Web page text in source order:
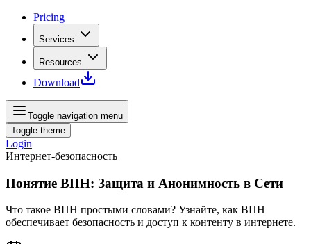
Pricing
Services
Resources
Download
Toggle navigation menu
Toggle theme
Login
Интернет-безопасность
Понятие ВПН: Защита и Анонимность в Сети
Что такое ВПН простыми словами? Узнайте, как ВПН
обеспечивает безопасность и доступ к контенту в интернете.